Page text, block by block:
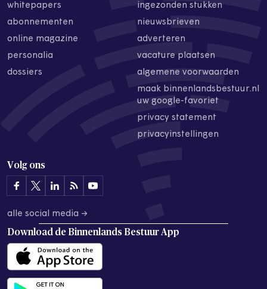
whitepapers
abonnementen
online magazine
personalia
dossiers
ingezonden stukken
nieuwsbrieven
adverteren
vacature plaatsen
algemene voorwaarden
maak binnenlandsbestuur.nl
uw google-favoriet
privacy statement
privacyinstellingen
Volg ons
alle social media →
Download de Binnenlands Bestuur App